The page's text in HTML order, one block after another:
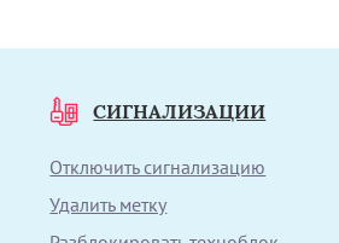
СИГНАЛИЗАЦИИ
Отключить сигнализацию
Удалить метку